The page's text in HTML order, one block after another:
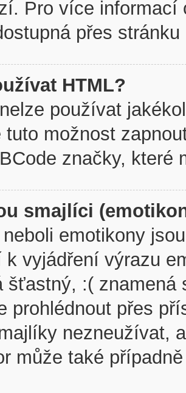
Pro více informací
přes
HTML?
používat
tuto možnost
značky, které
smajlíci
emotikony
k vyjádření výrazu
šťastný, :(
prohlédnout přes
nezneužívat,
může také